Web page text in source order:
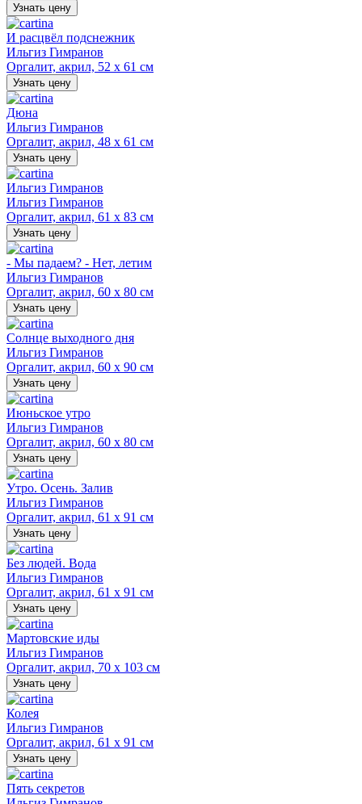
Узнать цену
И расцвёл подснежник
Ильгиз Гимранов
Оргалит, акрил, 52 х 61 см
Узнать цену
Дюна
Ильгиз Гимранов
Оргалит, акрил, 48 х 61 см
Узнать цену
Ильгиз Гимранов
Ильгиз Гимранов
Оргалит, акрил, 61 х 83 см
Узнать цену
- Мы падаем? - Нет, летим
Ильгиз Гимранов
Оргалит, акрил, 60 х 80 см
Узнать цену
Солнце выходного дня
Ильгиз Гимранов
Оргалит, акрил, 60 х 90 см
Узнать цену
Июньское утро
Ильгиз Гимранов
Оргалит, акрил, 60 х 80 см
Узнать цену
Утро. Осень. Залив
Ильгиз Гимранов
Оргалит, акрил, 61 х 91 см
Узнать цену
Без людей. Вода
Ильгиз Гимранов
Оргалит, акрил, 61 х 91 см
Узнать цену
Мартовские иды
Ильгиз Гимранов
Оргалит, акрил, 70 х 103 см
Узнать цену
Колея
Ильгиз Гимранов
Оргалит, акрил, 61 х 91 см
Узнать цену
Пять секретов